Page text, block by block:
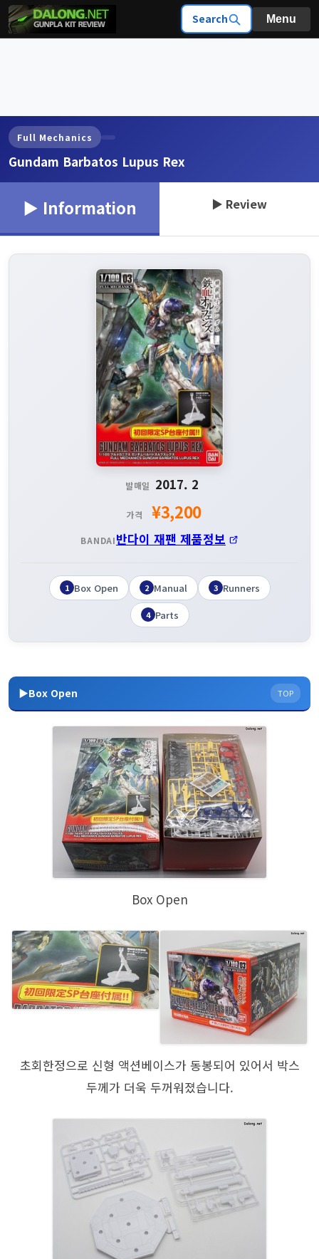
Search Menu
Full Mechanics
Gundam Barbatos Lupus Rex
▶ Information ▶ Review
발매일 2017. 2
가격 ¥3,200
BANDAI반다이 재팬 제품정보
1 Box Open 2 Manual 3 Runners
4 Parts
▶Box Open TOP
Box Open
초회한정으로 신형 액션베이스가 동봉되어 있어서 박스
두께가 더욱 두꺼워졌습니다.